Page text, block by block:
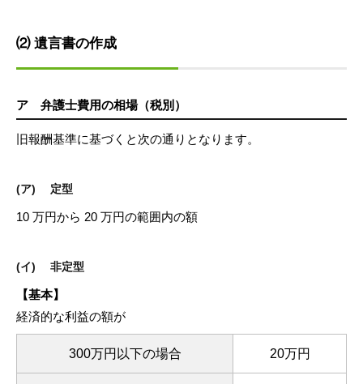
⑵ 遺言書の作成
ア 弁護士費用の相場（税別）
旧報酬基準に基づくと次の通りとなります。
(ア) 定型
10 万円から 20 万円の範囲内の額
(イ) 非定型
【基本】
経済的な利益の額が
300万円以下の場合 20万円